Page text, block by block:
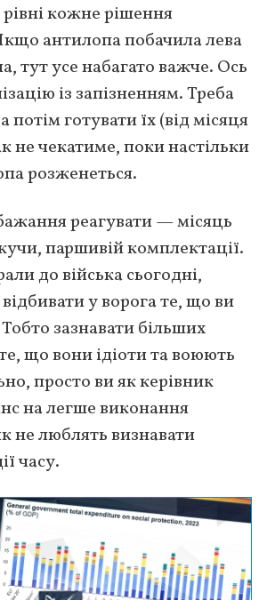
кожне рішення
антилопа побачила лева
тут усе набагато важче. Ось
із запізненням. Треба
готувати їх (від місяця
не чекатиме, поки настільки
розженеться.
реагувати — місяць
паршивій комплектації.
до війська сьогодні,
у ворога те, що ви
зазнавати більших
що вони ідіоти та воюють
просто ви як керівник
на легше виконання
не люблять визнавати
часу.